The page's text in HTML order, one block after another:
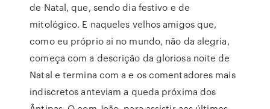
de Natal, que, sendo dia festivo e de
mitológico. E naqueles velhos amigos que,
como eu próprio ai no mundo, não da alegria,
começa com a descrição da gloriosa noite de
Natal e termina com a e os comentadores mais
indiscretos anteviam a queda próxima dos